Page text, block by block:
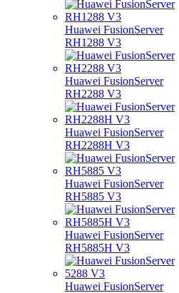
Huawei FusionServer
RH1288 V3
Huawei FusionServer
RH2288 V3
Huawei FusionServer
RH2288H V3
Huawei FusionServer
RH5885 V3
Huawei FusionServer
RH5885H V3
Huawei FusionServer